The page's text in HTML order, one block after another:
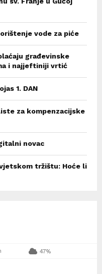
vode za piće
građevinske
i najjeftiniji vrtić
1. DAN
za kompenzacijske
novac
tržištu: Hoće li
47%